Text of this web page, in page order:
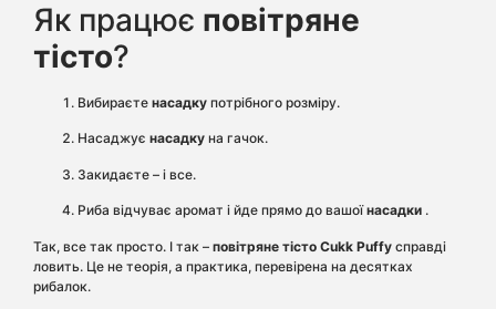
Як працює повітряне
тісто?
Вибираєте насадку потрібного розміру.
Насаджує насадку на гачок.
Закидаєте – і все.
Риба відчуває аромат і йде прямо до вашоїнасадки .
Так, все так просто. І так – повітряне тісто Cukk Puffy справді
ловить. Це не теорія, а практика, перевірена на десятках
рибалок.